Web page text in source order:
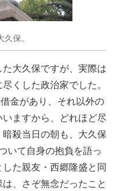
保。
大久保ですが、実際は
くした政治家でした。
金があり、それ以外の
ますから、どれほど尽
殺当日の朝も、大久保
いて自身の抱負を語っ
た親友・西郷隆盛と同
、さぞ無念だったこと